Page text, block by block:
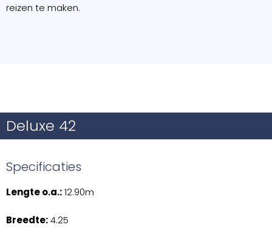
reizen te maken.
Deluxe 42
Specificaties
Lengte o.a.:12.90m
Breedte:4.25